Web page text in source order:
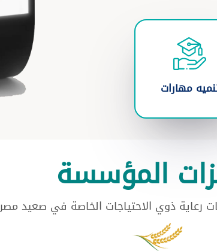
مهارات
المؤسسة
رعاية ذوي الاحتياجات الخاصة في صعيد مصر